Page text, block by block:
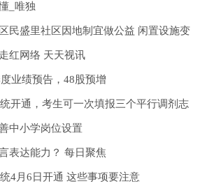
、M7增程式发动机的配套:世界速看
_唯独
民盛里社区因地制宜做公益 闲置设施变
红网络 天天视讯
业绩预告，48股预增
开通，考生可一次填报三个平行调剂志
中小学岗位设置
表达能力？ 每日聚焦
4月6日开通 这些事项要注意